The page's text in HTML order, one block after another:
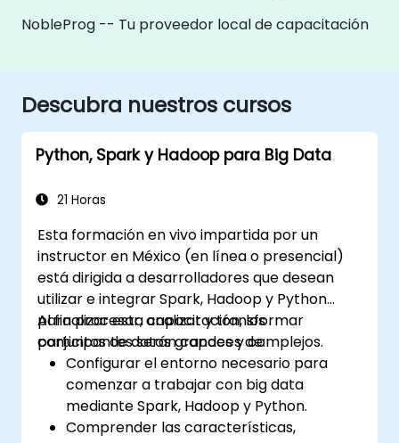
NobleProg -- Tu proveedor local de capacitación
Descubra nuestros cursos
Python, Spark y Hadoop para Big Data
21 Horas
Esta formación en vivo impartida por un
instructor en México (en línea o presencial)
está dirigida a desarrolladores que desean
utilizar e integrar Spark, Hadoop y Python
para procesar, analizar y transformar
conjuntos de datos grandes y complejos.
Al finalizar esta capacitación, los
participantes serán capaces de:
Configurar el entorno necesario para
comenzar a trabajar con big data
mediante Spark, Hadoop y Python.
Comprender las características,